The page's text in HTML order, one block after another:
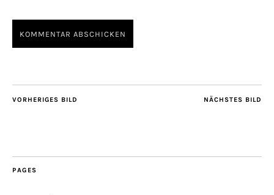
NÄCHSTES BILD
VORHERIGES BILD
PAGES